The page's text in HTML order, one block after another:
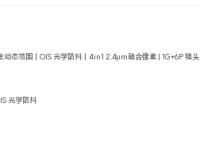
动态范围｜OIS 光学防抖｜4in1 2.4μm融合像素 | 1G+6P 镜头
光学防抖